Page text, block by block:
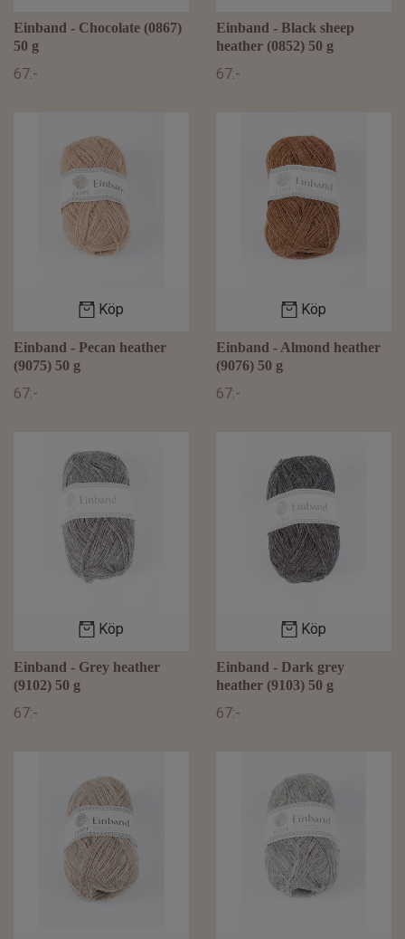
Einband - Chocolate (0867)
50 g
67:-
Einband - Black sheep
heather (0852) 50 g
67:-
Köp
Einband - Pecan heather
(9075) 50 g
67:-
Köp
Einband - Almond heather
(9076) 50 g
67:-
Köp
Einband - Grey heather
(9102) 50 g
67:-
Köp
Einband - Dark grey
heather (9103) 50 g
67:-